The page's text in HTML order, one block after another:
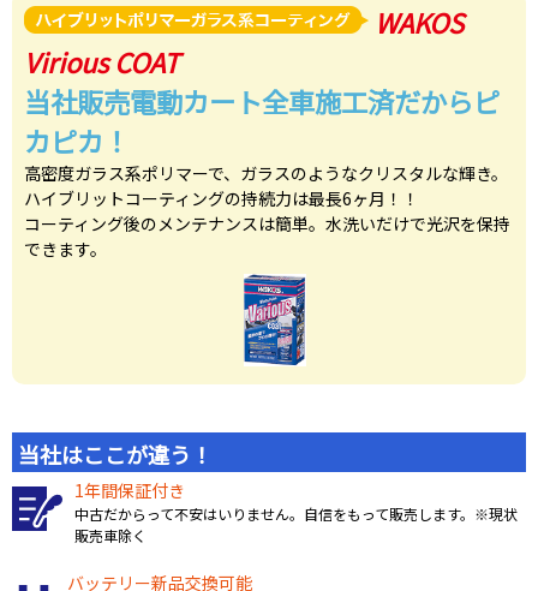
WAKOS
Virious COAT
当社販売電動カート全車施工済だからピ
カピカ！
高密度ガラス系ポリマーで、ガラスのようなクリスタルな輝き。
ハイブリットコーティングの持続力は最長6ヶ月！！
コーティング後のメンテナンスは簡単。水洗いだけで光沢を保持
できます。
当社はここが違う！
1年間保証付き
中古だからって不安はいりません。自信をもって販売します。※現状
販売車除く
バッテリー新品交換可能